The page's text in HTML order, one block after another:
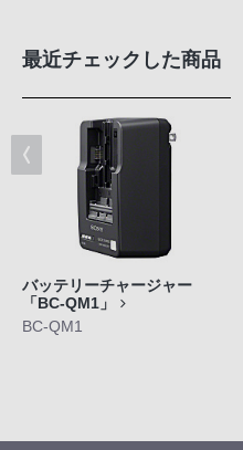
最近チェックした商品
バッテリーチャージャー
「BC-QM1」
BC-QM1